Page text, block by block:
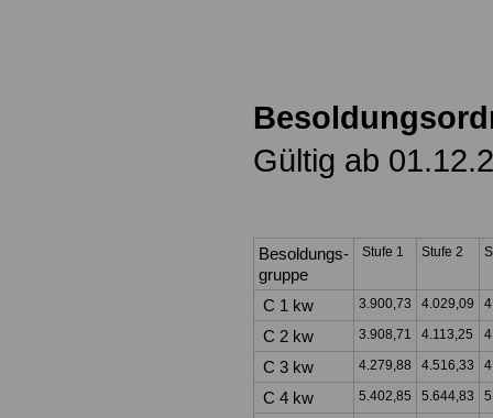
Gültig ab
Besoldungs-
gruppe
Stufe 1 Stufe 2
C 1 kw 3.900,73 4.029,09
C 2 kw 3.908,71 4.113,25
C 3 kw 4.279,88 4.516,33
C 4 kw 5.402,85 5.644,83